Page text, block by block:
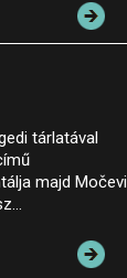
tárlatával
majd